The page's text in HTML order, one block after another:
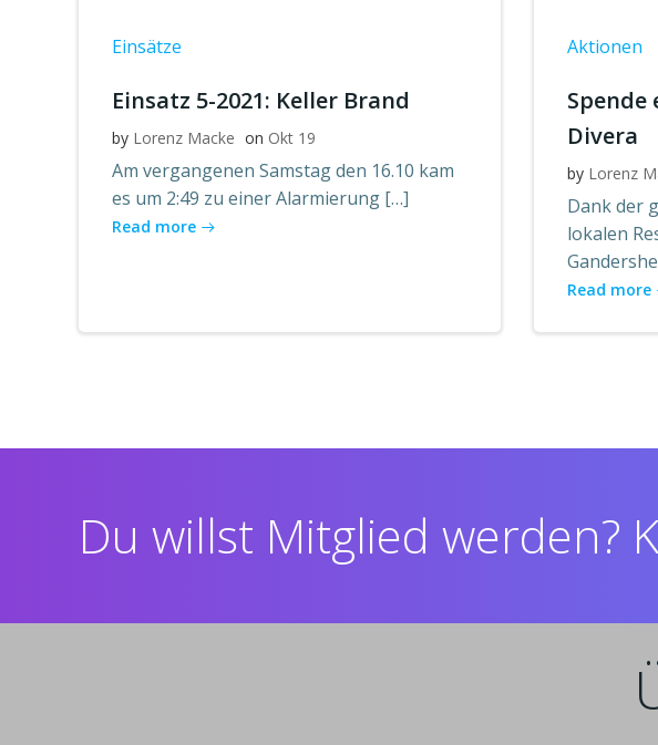
Einsätze
Einsatz 5-2021: Keller Brand
by Lorenz Macke on Okt 19
Am vergangenen Samstag den 16.10 kam
es um 2:49 zu einer Alarmierung […]
Read more
Aktionen
Divera
by Lorenz
Dank der
lokalen
Read more
Du willst Mitglied werden?